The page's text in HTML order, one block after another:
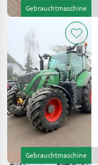
Gebrauchtmaschine
Gebrauchtmaschine